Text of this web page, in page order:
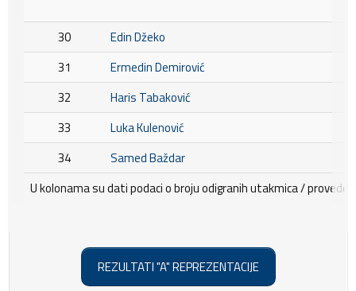
U kolonama su dati podaci o broju odigranih utakmica /
30
Edin Džeko
31
Ermedin Demirović
32
Haris Tabaković
33
Luka Kulenović
34
Samed Baždar
REZULTATI "A" REPREZENTACIJE